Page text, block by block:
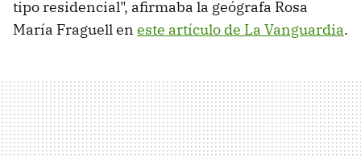
tipo residencial", afirmaba la geógrafa Rosa
María Fraguell en este artículo de La Vanguardia.